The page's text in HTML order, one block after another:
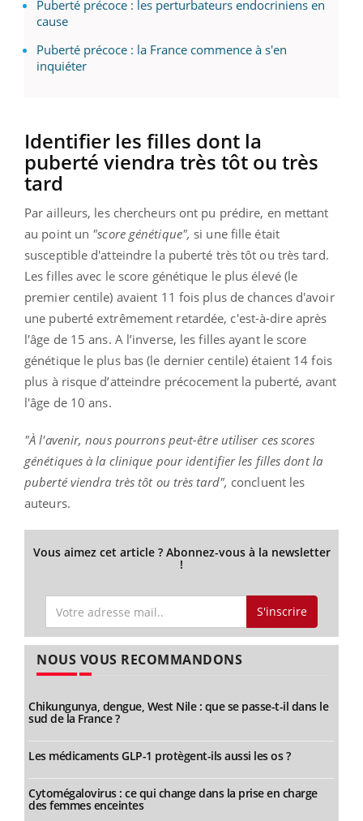
Puberté précoce : les perturbateurs endocriniens en
cause
Puberté précoce : la France commence à s'en
inquiéter
Identifier les filles dont la
puberté viendra très tôt ou très
tard
Par ailleurs, les chercheurs ont pu prédire, en mettant
au point un "score génétique", si une fille était
susceptible d'atteindre la puberté très tôt ou très tard.
Les filles avec le score génétique le plus élevé (le
premier centile) avaient 11 fois plus de chances d'avoir
une puberté extrêmement retardée, c'est-à-dire après
l'âge de 15 ans. A l’inverse, les filles ayant le score
génétique le plus bas (le dernier centile) étaient 14 fois
plus à risque d’atteindre précocement la puberté, avant
l'âge de 10 ans.
"À l'avenir, nous pourrons peut-être utiliser ces scores
génétiques à la clinique pour identifier les filles dont la
puberté viendra très tôt ou très tard", concluent les
auteurs.
Vous aimez cet article ? Abonnez-vous à la newsletter
!
S'inscrire
NOUS VOUS RECOMMANDONS
Chikungunya, dengue, West Nile : que se passe-t-il dans le
sud de la France ?
Les médicaments GLP-1 protègent-ils aussi les os ?
Cytomégalovirus : ce qui change dans la prise en charge
des femmes enceintes